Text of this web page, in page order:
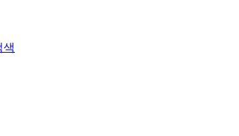
색